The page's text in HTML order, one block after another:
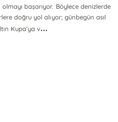
başarıyor. Böylece denizlerde
doğru yol alıyor; günbegün asıl
Kupa’ya v...